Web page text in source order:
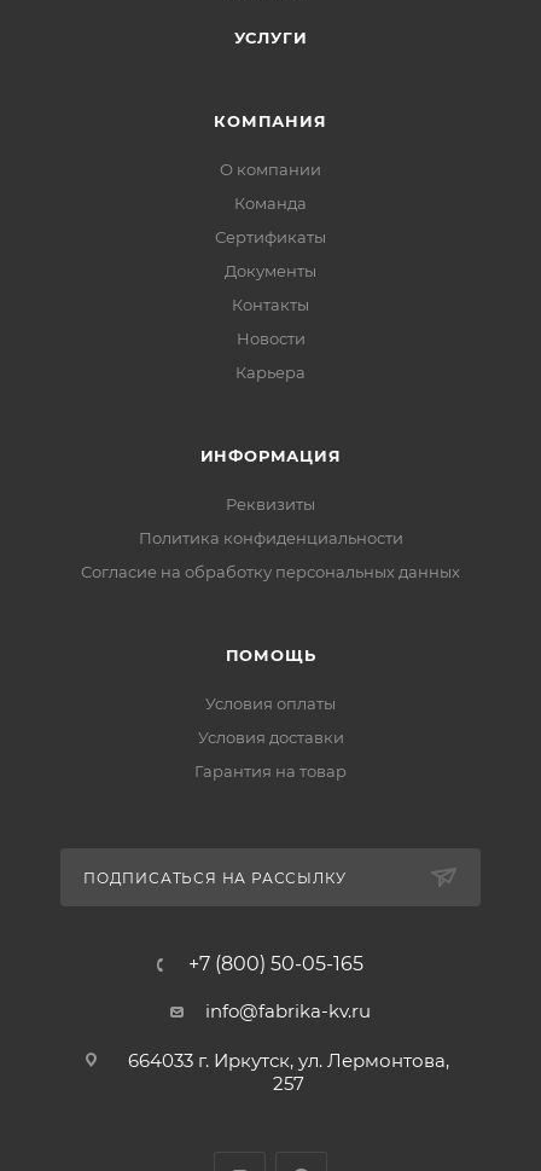
УСЛУГИ
КОМПАНИЯ
О компании
Команда
Сертификаты
Документы
Контакты
Новости
Карьера
ИНФОРМАЦИЯ
Реквизиты
Политика конфиденциальности
Cогласие на обработку персональных данных
ПОМОЩЬ
Условия оплаты
Условия доставки
Гарантия на товар
ПОДПИСАТЬСЯ НА РАССЫЛКУ
+7 (800) 50-05-165
info@fabrika-kv.ru
664033 г. Иркутск, ул. Лермонтова,
257